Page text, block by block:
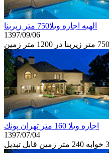
الهیه اجاره ویلا750 متر زیربنا
1397/09/06
اجاره ويلا 160 متر تهران پونك
1397/07/04